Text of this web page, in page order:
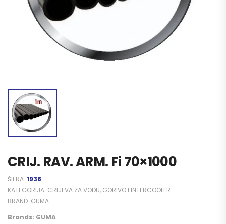
CRIJ. RAV. ARM. Fi 70×1000
ŠIFRA: 1938
KATEGORIJA: CRIJEVA ZA VODU, GORIVO I INTERCOOLER
BRAND: GUMA
Brands: GUMA